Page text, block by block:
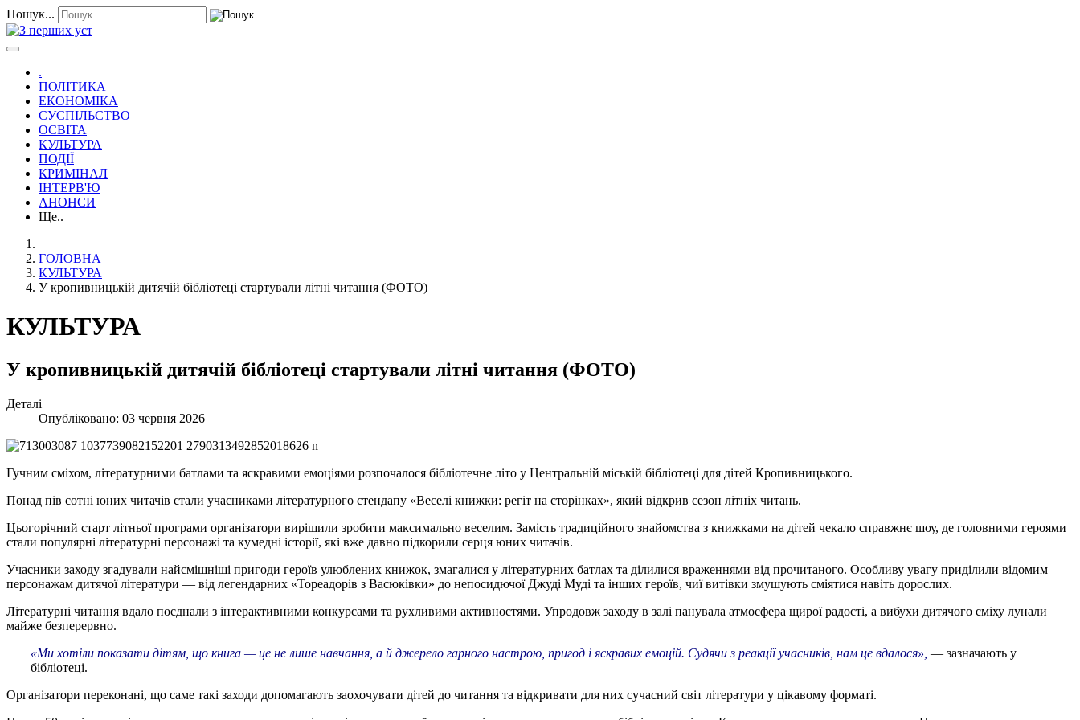
Пошук...
.
ПОЛІТИКА
ЕКОНОМІКА
СУСПІЛЬСТВО
ОСВІТА
КУЛЬТУРА
ПОДІЇ
КРИМІНАЛ
ІНТЕРВ'Ю
АНОНСИ
Ще..
ГОЛОВНА
КУЛЬТУРА
У кропивницькій дитячій бібліотеці стартували літні читання (ФОТО)
КУЛЬТУРА
У кропивницькій дитячій бібліотеці стартували літні читання (ФОТО)
Деталі
Опубліковано: 03 червня 2026
Гучним сміхом, літературними батлами та яскравими емоціями розпочалося бібліотечне літо у Центральній міській бібліотеці для дітей Кропивницького.
Понад пів сотні юних читачів стали учасниками літературного стендапу «Веселі книжки: регіт на сторінках», який відкрив сезон літніх читань.
Цьогорічний старт літньої програми організатори вирішили зробити максимально веселим. Замість традиційного знайомства з книжками на дітей чекало справжнє шоу, де головними героями
стали популярні літературні персонажі та кумедні історії, які вже давно підкорили серця юних читачів.
Учасники заходу згадували найсмішніші пригоди героїв улюблених книжок, змагалися у літературних батлах та ділилися враженнями від прочитаного. Особливу увагу приділили відомим
персонажам дитячої літератури — від легендарних «Тореадорів з Васюківки» до непосидючої Джуді Муді та інших героїв, чиї витівки змушують сміятися навіть дорослих.
Літературні читання вдало поєднали з інтерактивними конкурсами та рухливими активностями. Упродовж заходу в залі панувала атмосфера щирої радості, а вибухи дитячого сміху лунали
майже безперервно.
«Ми хотіли показати дітям, що книга — це не лише навчання, а й джерело гарного настрою, пригод і яскравих емоцій. Судячи з реакції учасників, нам це вдалося», — зазначають у
бібліотеці.
Організатори переконані, що саме такі заходи допомагають заохочувати дітей до читання та відкривати для них сучасний світ літератури у цікавому форматі.